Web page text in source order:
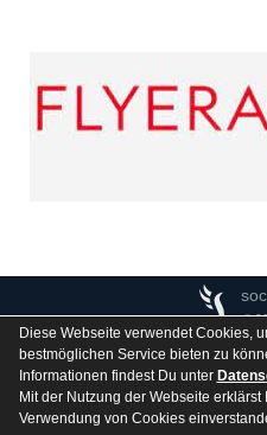
©
Besucherstatistik Kontakt
Diese Webseite verwendet Cookies,
bestmöglichen Service bieten zu
Informationen findest Du unter
Mit der Nutzung der Webseite erklärst
Verwendung von Cookies